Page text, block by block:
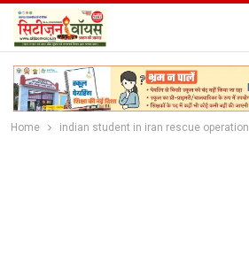
Home indian student in iran rescue operation